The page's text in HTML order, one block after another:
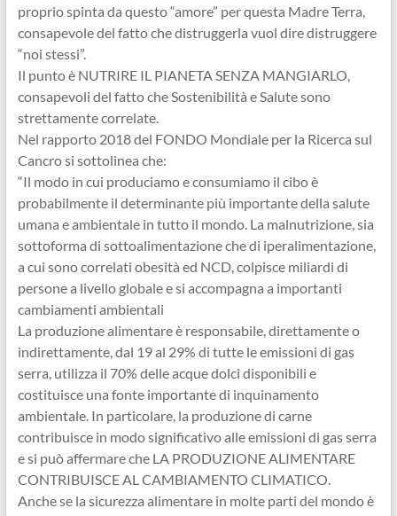
proprio spinta da questo “amore” per questa Madre Terra,
consapevole del fatto che distruggerla vuol dire distruggere
“noi stessi”.
Il punto è NUTRIRE IL PIANETA SENZA MANGIARLO,
consapevoli del fatto che Sostenibilità e Salute sono
strettamente correlate.
Nel rapporto 2018 del FONDO Mondiale per la Ricerca sul
Cancro si sottolinea che:
“Il modo in cui produciamo e consumiamo il cibo è
probabilmente il determinante più importante della salute
umana e ambientale in tutto il mondo. La malnutrizione, sia
sottoforma di sottoalimentazione che di iperalimentazione,
a cui sono correlati obesità ed NCD, colpisce miliardi di
persone a livello globale e si accompagna a importanti
cambiamenti ambientali
La produzione alimentare è responsabile, direttamente o
indirettamente, dal 19 al 29% di tutte le emissioni di gas
serra, utilizza il 70% delle acque dolci disponibili e
costituisce una fonte importante di inquinamento
ambientale. In particolare, la produzione di carne
contribuisce in modo significativo alle emissioni di gas serra
e si può affermare che LA PRODUZIONE ALIMENTARE
CONTRIBUISCE AL CAMBIAMENTO CLIMATICO.
Anche se la sicurezza alimentare in molte parti del mondo è